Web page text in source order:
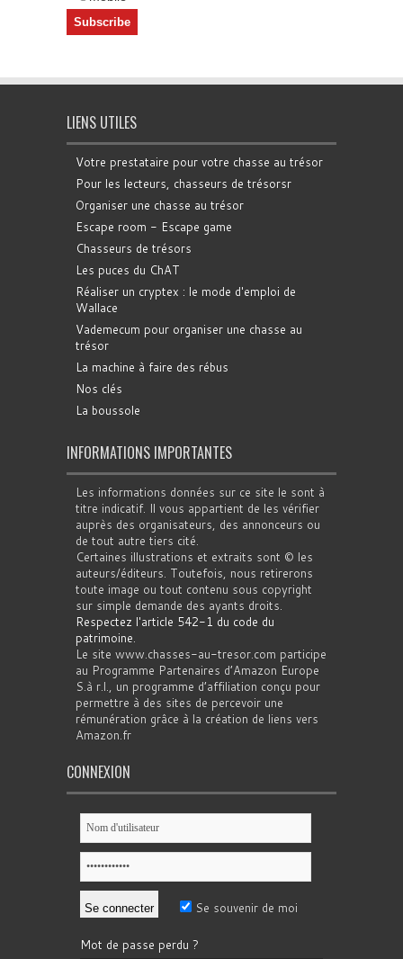
LIENS UTILES
Votre prestataire pour votre chasse au trésor
Pour les lecteurs, chasseurs de trésorsr
Organiser une chasse au trésor
Escape room - Escape game
Chasseurs de trésors
Les puces du ChAT
Réaliser un cryptex : le mode d'emploi de
Wallace
Vademecum pour organiser une chasse au
trésor
La machine à faire des rébus
Nos clés
La boussole
INFORMATIONS IMPORTANTES
Les informations données sur ce site le sont à
titre indicatif. Il vous appartient de les vérifier
auprès des organisateurs, des annonceurs ou
de tout autre tiers cité.
Certaines illustrations et extraits sont © les
auteurs/éditeurs. Toutefois, nous retirerons
toute image ou tout contenu sous copyright
sur simple demande des ayants droits.
Respectez l'article 542-1 du code du
patrimoine.
Le site www.chasses-au-tresor.com participe
au Programme Partenaires d’Amazon Europe
S.à r.l., un programme d’affiliation conçu pour
permettre à des sites de percevoir une
rémunération grâce à la création de liens vers
Amazon.fr
CONNEXION
Se souvenir de moi
Mot de passe perdu ?